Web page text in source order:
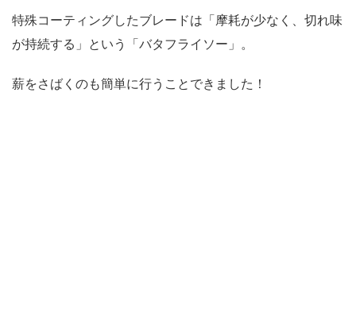
特殊コーティングしたブレードは「摩耗が少なく、切れ味
が持続する」という「バタフライソー」。
薪をさばくのも簡単に行うことできました！